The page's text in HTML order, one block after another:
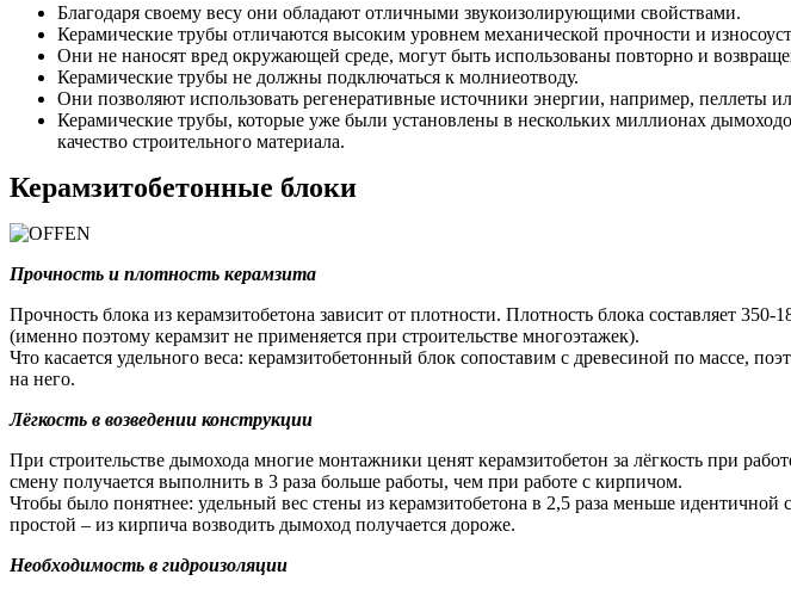
Благодаря своему весу они обладают отличными звукоизолирующими свойствами.
Керамические трубы отличаются высоким уровнем механической прочности и
Они не наносят вред окружающей среде, могут быть использованы повторно и
Керамические трубы не должны подключаться к молниеотводу.
Они позволяют использовать регенеративные источники энергии, например, пеллеты
Керамические трубы, которые уже были установлены в нескольких миллионах
качество строительного материала.
Керамзитобетонные блоки
Прочность и плотность керамзита
Прочность блока из керамзитобетона зависит от плотности. Плотность блока составляет
(именно поэтому керамзит не применяется при строительстве многоэтажек).
Что касается удельного веса: керамзитобетонный блок сопоставим с древесиной по массе,
на него.
Лёгкость в возведении конструкции
При строительстве дымохода многие монтажники ценят керамзитобетон за лёгкость при
смену получается выполнить в 3 раза больше работы, чем при работе с кирпичом.
Чтобы было понятнее: удельный вес стены из керамзитобетона в 2,5 раза меньше
простой – из кирпича возводить дымоход получается дороже.
Необходимость в гидроизоляции